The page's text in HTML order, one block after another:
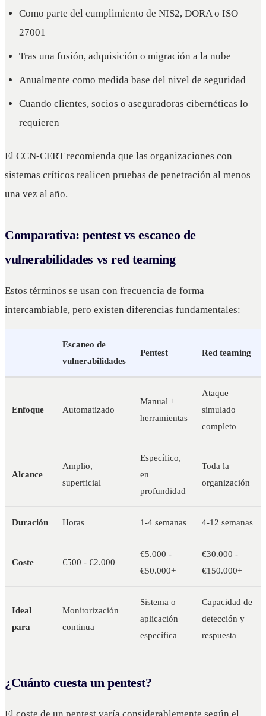
Como parte del cumplimiento de NIS2, DORA o ISO
27001
Tras una fusión, adquisición o migración a la nube
Anualmente como medida base del nivel de seguridad
Cuando clientes, socios o aseguradoras cibernéticas lo
requieren
El CCN-CERT recomienda que las organizaciones con
sistemas críticos realicen pruebas de penetración al menos
una vez al año.
Comparativa: pentest vs escaneo de
vulnerabilidades vs red teaming
Estos términos se usan con frecuencia de forma
intercambiable, pero existen diferencias fundamentales:
Escaneo de
vulnerabilidades
Pentest Red teaming
Enfoque Automatizado
Manual +
herramientas
Ataque
simulado
completo
Alcance
Amplio,
superficial
Específico,
en
profundidad
Toda la
organización
Duración Horas 1-4 semanas 4-12 semanas
Coste €500 - €2.000
€5.000 -
€50.000+
€30.000 -
€150.000+
Ideal
para
Monitorización
continua
Sistema o
aplicación
específica
Capacidad de
detección y
respuesta
¿Cuánto cuesta un pentest?
El coste de un pentest varía considerablemente según el